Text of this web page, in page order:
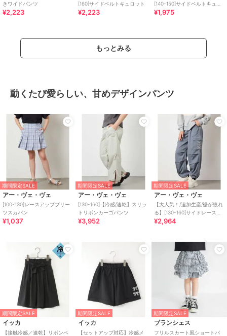
きワイドパンツ
¥2,223
[160]サイドベルトキュロット
¥2,223
[140-150]サイドベルトキュロ
ット
¥1,975
もっとみる
動くたび愛らしい、甘めデザインパンツ
期間限定SALE
アー・ヴェ・ヴェ
[100-130]レースアッププリー
ツスカパン
¥1,037
期間限定SALE
アー・ヴェ・ヴェ
[130-160]【冷感/速乾】スリッ
トリボンカーゴパンツ
¥3,952
期間限定SALE
アー・ヴェ・ヴェ
【大人気！/追加生産/裾が絞れ
る】[130-160]サイドレースア
ップカーゴパンツ
¥2,964
期間限定SALE
イッカ
【接触冷感／速乾】リボンベ
期間限定SALE
イッカ
【セットアップ対応】冷感メ
期間限定SALE
ブランシェス
フリルスカート風ショートパ